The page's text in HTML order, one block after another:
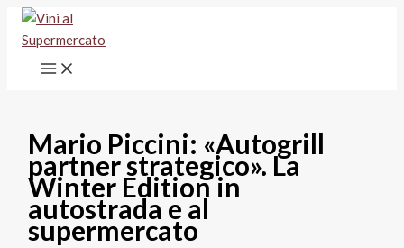
Vai
contenuto
Mario Piccini: «Autogrill
partner strategico». La
Winter Edition in
autostrada e al
supermercato